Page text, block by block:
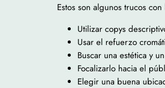
Estos son algunos trucos
Utilizar copys
Usar el refuerzo
Buscar una estética y
Focalizarlo hacia el
Elegir una buena